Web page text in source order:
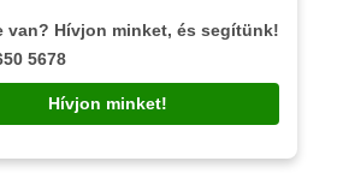
van? Hívjon minket, és segítünk!
5678
Hívjon minket!